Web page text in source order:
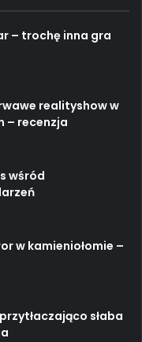
– trochę inna gra
realityshow w
– recenzja
wśród
w kamieniołomie –
słaba